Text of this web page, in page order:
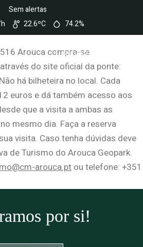
Sem alertas
22.6ºC 74.2%
BILHETEIRA
comprar
Arouca compra-se
do site oficial da ponte:
Não há bilheteira no local. Cada
euros e dá também acesso aos
que a visita a ambas as
mesmo dia. Faça a reserva
visita. Caso tenha dúvidas deve
de Turismo do Arouca Geopark.
arouca.ptou telefone: +351
por si!